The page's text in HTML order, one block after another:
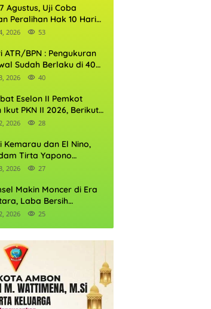
Agustus, Uji Coba
Peralihan Hak 10 Hari
Pertanahan
2026 53
ATR/BPN : Pengukuran
Sudah Berlaku di 400
2026 40
Eselon II Pemkot
Ikut PKN II 2026, Berikut
2026 28
Kemarau dan El Nino,
Tirta Yapono
Cadangan Air Ambon
2026 27
Makin Moncer di Era
Laba Bersih
I 2026 Tembus Rp10,4
2026 25